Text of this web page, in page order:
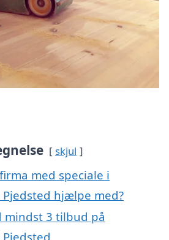
skjul
med speciale i
hjælpe med?
3 tilbud på